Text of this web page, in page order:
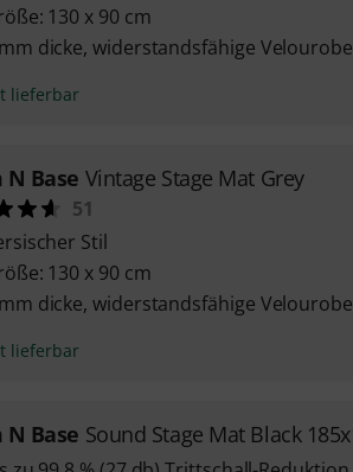
130 x 90 cm
dicke, widerstandsfähige
lieferbar
Base Vintage Stage Mat Grey
51
Stil
130 x 90 cm
dicke, widerstandsfähige
lieferbar
Base Sound Stage Mat Black